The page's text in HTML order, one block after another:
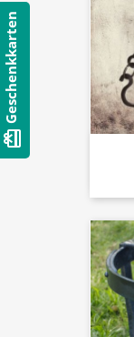
card_giftcard
Geschenkkarten